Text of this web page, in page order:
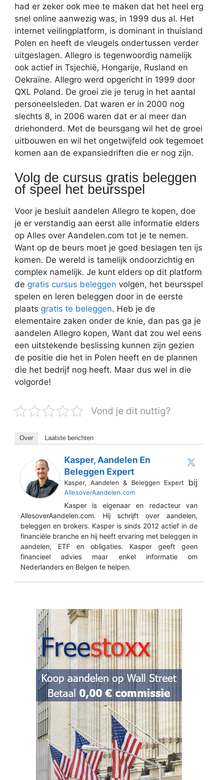
had er zeker ook mee te maken dat het heel erg
snel online aanwezig was, in 1999 dus al. Het
internet veilingplatform, is dominant in thuisland
Polen en heeft de vleugels ondertussen verder
uitgeslagen. Allegro is tegenwoordig namelijk
ook actief in Tsjechië, Hongarije, Rusland en
Oekraïne. Allegro werd opgericht in 1999 door
QXL Poland. De groei zie je terug in het aantal
personeelsleden. Dat waren er in 2000 nog
slechts 8, in 2006 waren dat er al meer dan
driehonderd. Met de beursgang wil het de groei
uitbouwen en wil het ongetwijfeld ook tegemoet
komen aan de expansiedriften die er nog zijn.
Volg de cursus gratis beleggen
of speel het beursspel
Voor je besluit aandelen Allegro te kopen, doe
je er verstandig aan eerst alle informatie elders
op Alles over Aandelen.com tot je te nemen.
Want op de beurs moet je goed beslagen ten ijs
komen. De wereld is tamelijk ondoorzichtig en
complex namelijk. Je kunt elders op dit platform
de gratis cursus beleggen volgen, het beursspel
spelen en leren beleggen door in de eerste
plaats gratis te beleggen. Heb je de
elementaire zaken onder de knie, dan pas ga je
aandelen Allegro kopen, Want dat zou wel eens
een uitstekende beslissing kunnen zijn gezien
de positie die het in Polen heeft en de plannen
die het bedrijf nog heeft. Maar dus wel in die
volgorde!
Vond je dit nuttig?
Over Laatste berichten
Kasper, Aandelen En
Beleggen Expert
Kasper, Aandelen & Beleggen Expert bij
AllesoverAandelen.com
Kasper is eigenaar en redacteur van
AllesoverAandelen.com. Hij schrijft over aandelen,
beleggen en brokers. Kasper is sinds 2012 actief in de
financiële branche en hij heeft ervaring met beleggen in
aandelen, ETF en obligaties. Kasper geeft geen
financieel advies maar enkel informatie om
Nederlanders en Belgen te helpen.